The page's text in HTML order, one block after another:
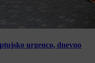
urgenco, dnevno